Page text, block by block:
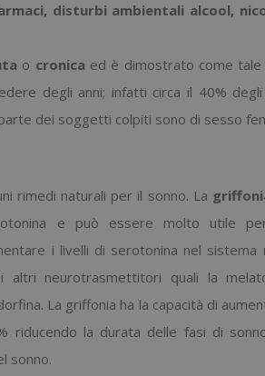
disturbi ambientali alcool,
o cronica ed è dimostrato come
degli anni; infatti circa il 40%
dei soggetti colpiti sono di sesso
rimedi naturali per il sonno. La
e può essere molto utile
i livelli di serotonina nel
altri neurotrasmettitori quali la
La griffonia ha la capacità di
riducendo la durata delle fasi di
sonno.